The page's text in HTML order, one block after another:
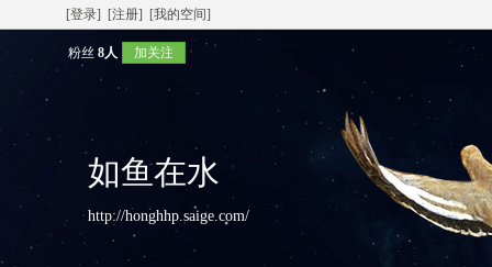
[登录] [注册] [我的空间]
粉丝 8人 加关注
如鱼在水
http://honghhp.saige.com/